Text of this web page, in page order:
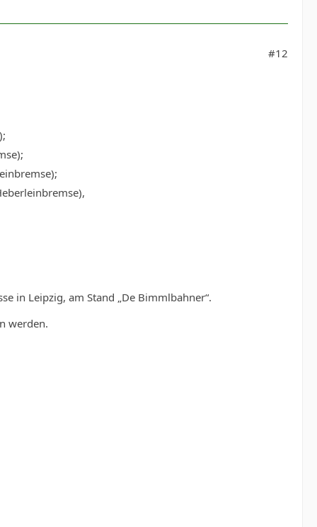
#12
in Leipzig, am Stand „De Bimmlbahner“.
werden.